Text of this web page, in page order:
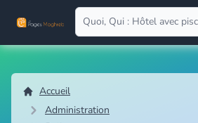
Accueil
Administration